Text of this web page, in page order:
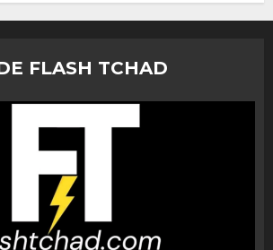
FLASH TCHAD